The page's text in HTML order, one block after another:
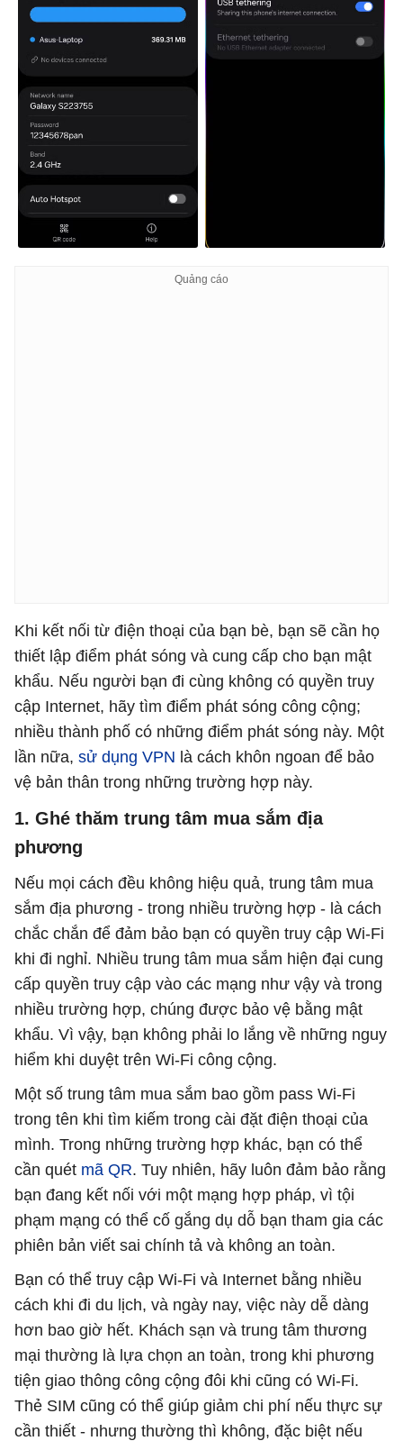
Khi kết nối từ điện thoại của bạn bè, bạn sẽ cần họ
thiết lập điểm phát sóng và cung cấp cho bạn mật
khẩu. Nếu người bạn đi cùng không có quyền truy
cập Internet, hãy tìm điểm phát sóng công cộng;
nhiều thành phố có những điểm phát sóng này. Một
lần nữa, sử dụng VPN là cách khôn ngoan để bảo
vệ bản thân trong những trường hợp này.
1. Ghé thăm trung tâm mua sắm địa
phương
Nếu mọi cách đều không hiệu quả, trung tâm mua
sắm địa phương - trong nhiều trường hợp - là cách
chắc chắn để đảm bảo bạn có quyền truy cập Wi-Fi
khi đi nghỉ. Nhiều trung tâm mua sắm hiện đại cung
cấp quyền truy cập vào các mạng như vậy và trong
nhiều trường hợp, chúng được bảo vệ bằng mật
khẩu. Vì vậy, bạn không phải lo lắng về những nguy
hiểm khi duyệt trên Wi-Fi công cộng.
Một số trung tâm mua sắm bao gồm pass Wi-Fi
trong tên khi tìm kiếm trong cài đặt điện thoại của
mình. Trong những trường hợp khác, bạn có thể
cần quét mã QR. Tuy nhiên, hãy luôn đảm bảo rằng
bạn đang kết nối với một mạng hợp pháp, vì tội
phạm mạng có thể cố gắng dụ dỗ bạn tham gia các
phiên bản viết sai chính tả và không an toàn.
Bạn có thể truy cập Wi-Fi và Internet bằng nhiều
cách khi đi du lịch, và ngày nay, việc này dễ dàng
hơn bao giờ hết. Khách sạn và trung tâm thương
mại thường là lựa chọn an toàn, trong khi phương
tiện giao thông công cộng đôi khi cũng có Wi-Fi.
Thẻ SIM cũng có thể giúp giảm chi phí nếu thực sự
cần thiết - nhưng thường thì không, đặc biệt nếu